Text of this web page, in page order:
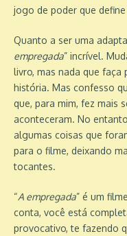
jogo de poder que
Quanto a ser uma
empregada” incrível.
livro, mas nada que faça
história. Mas confesso
que, para mim, fez mais
aconteceram. No
algumas coisas que
para o filme, deixando
tocantes.
“A empregada” é um
conta, você está
provocativo, te fazendo